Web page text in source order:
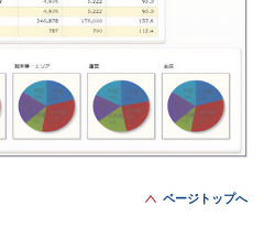
ページトップへ